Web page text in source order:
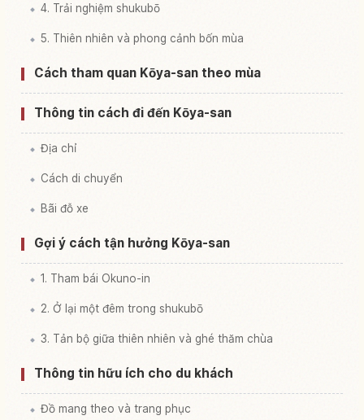
4. Trải nghiệm shukubō
5. Thiên nhiên và phong cảnh bốn mùa
Cách tham quan Kōya-san theo mùa
Thông tin cách đi đến Kōya-san
Địa chỉ
Cách di chuyển
Bãi đỗ xe
Gợi ý cách tận hưởng Kōya-san
1. Tham bái Okuno-in
2. Ở lại một đêm trong shukubō
3. Tản bộ giữa thiên nhiên và ghé thăm chùa
Thông tin hữu ích cho du khách
Đồ mang theo và trang phục